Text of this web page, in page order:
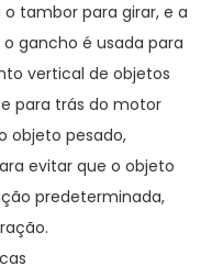
tambor para girar, e a
gancho é usada para
vertical de objetos
para trás do motor
objeto pesado,
evitar que o objeto
predeterminada,